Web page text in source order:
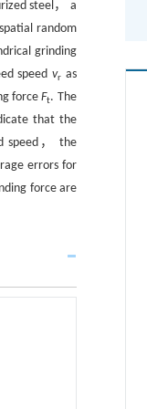
steel， a
random
grinding
speed vras
forceFt. The
that the
speed， the
errors for
force are